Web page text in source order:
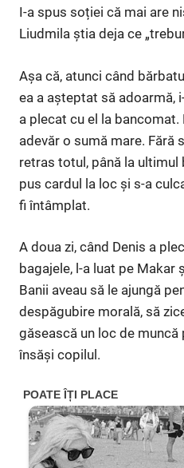
I-a spus soției că mai are
Liudmila știa deja ce
Așa că, atunci când
ea a așteptat să adoarmă,
a plecat cu el la
adevăr o sumă mare. Fără
retras totul, până la ultimul
pus cardul la loc și s-a
fi întâmplat.
A doua zi, când Denis a
bagajele, l-a luat pe Makar
Banii aveau să le ajungă
despăgubire morală, să
găsească un loc de
însăși copilul.